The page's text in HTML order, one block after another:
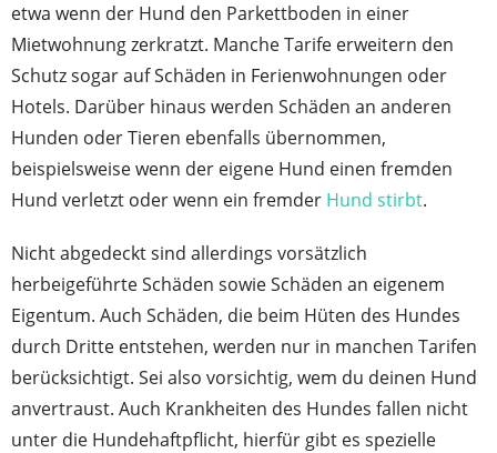
etwa wenn der Hund den Parkettboden in einer
Mietwohnung zerkratzt. Manche Tarife erweitern den
Schutz sogar auf Schäden in Ferienwohnungen oder
Hotels. Darüber hinaus werden Schäden an anderen
Hunden oder Tieren ebenfalls übernommen,
beispielsweise wenn der eigene Hund einen fremden
Hund verletzt oder wenn ein fremder Hund stirbt.
Nicht abgedeckt sind allerdings vorsätzlich
herbeigeführte Schäden sowie Schäden an eigenem
Eigentum. Auch Schäden, die beim Hüten des Hundes
durch Dritte entstehen, werden nur in manchen Tarifen
berücksichtigt. Sei also vorsichtig, wem du deinen Hund
anvertraust. Auch Krankheiten des Hundes fallen nicht
unter die Hundehaftpflicht, hierfür gibt es spezielle